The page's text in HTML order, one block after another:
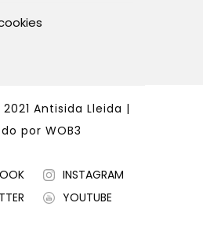
Antisida Lleida |
por WOB3
INSTAGRAM
YOUTUBE